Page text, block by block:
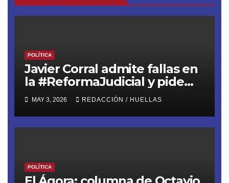
POLÍTICA
Javier Corral admite fallas en
la #ReformaJudicial y pide
frenar elecciones hasta 2028
MAY 3, 2026 REDACCIÓN / HUELLAS
POLÍTICA